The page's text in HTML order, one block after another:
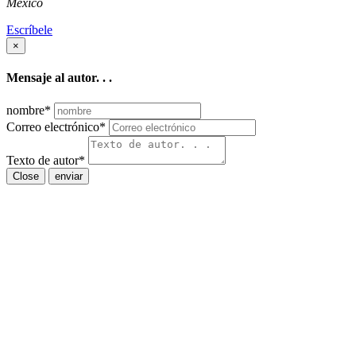
México
Escríbele
×
Mensaje al autor. . .
nombre*
Correo electrónico*
Texto de autor*
Close enviar